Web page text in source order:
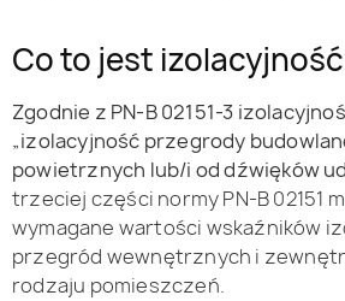
Co to jest
Zgodnie z PN-B 02151-3
„izolacyjność przegrody
powietrznych lub/i od dźwięków
trzeciej części normy PN-B 02151
wymagane wartości wskaźników
przegród wewnętrznych i
rodzaju pomieszczeń.